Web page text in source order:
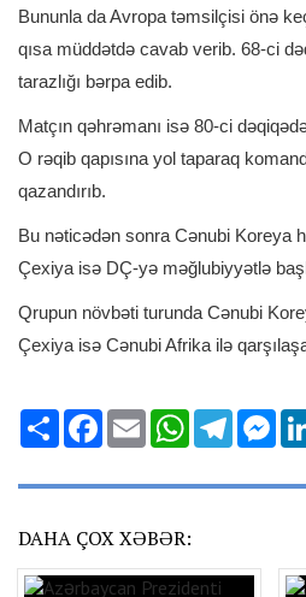
Bununla da Avropa təmsilçisi önə
qısa müddətdə cavab verib. 68-ci
tarazlığı bərpa edib.
Matçın qəhrəmanı isə 80-ci
O rəqib qapısına yol taparaq
qazandırıb.
Bu nəticədən sonra Cənubi Koreya
Çexiya isə DÇ-yə məğlubiyyətlə
Qrupun növbəti turunda Cənubi
Çexiya isə Cənubi Afrika ilə
Share Facebook
Email WhatsApp
DAHA ÇOX XƏBƏR: